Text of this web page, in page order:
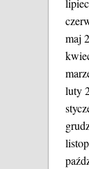
maj
luty